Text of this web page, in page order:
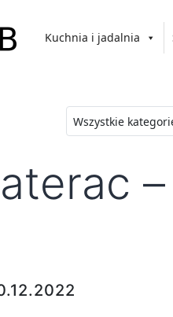
Kuchnia i jadalnia